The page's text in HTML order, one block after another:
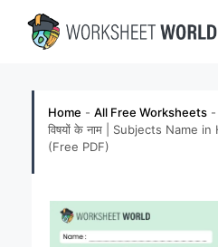
content
Home - All Free Worksheets -
विषयों के नाम | Subjects Name
(Free PDF)